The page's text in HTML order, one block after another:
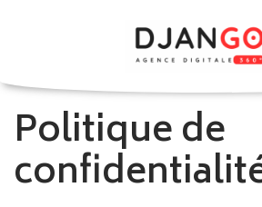
Politique de